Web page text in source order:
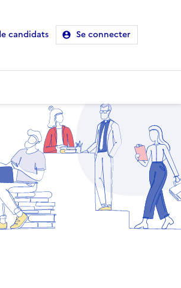
candidats Se connecter